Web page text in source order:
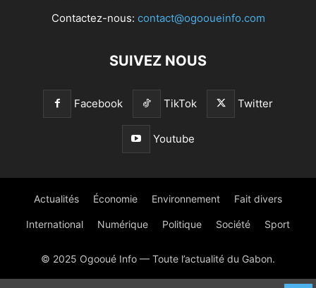
Contactez-nous: contact@ogooueinfo.com
SUIVEZ NOUS
Facebook TikTok Twitter
Youtube
Actualités Économie Environnement Fait divers
International Numérique Politique Société Sport
© 2025 Ogooué Info — Toute l’actualité du Gabon.